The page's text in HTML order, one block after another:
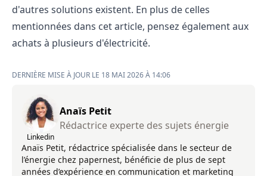
d'autres solutions existent. En plus de celles
mentionnées dans cet article, pensez également aux
achats à plusieurs d'électricité.
DERNIÈRE MISE À JOUR LE 18 MAI 2026 À 14:06
Linkedin
Anaïs Petit
Rédactrice experte des sujets énergie
Anaïs Petit, rédactrice spécialisée dans le secteur de
l’énergie chez papernest, bénéficie de plus de sept
années d’expérience en communication et marketing